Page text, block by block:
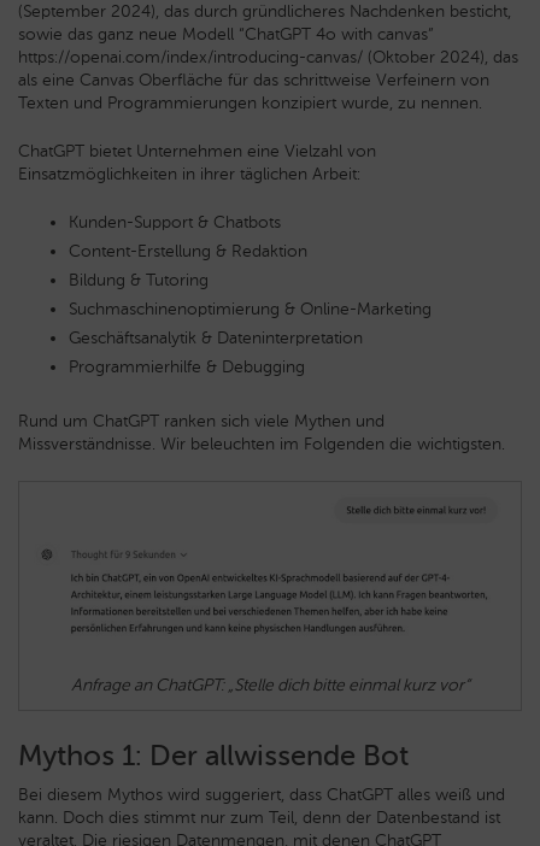
(September 2024), das durch gründlicheres Nachdenken besticht,
sowie das ganz neue Modell “ChatGPT 4o with canvas”
https://openai.com/index/introducing-canvas/ (Oktober 2024), das
als eine Canvas Oberfläche für das schrittweise Verfeinern von
Texten und Programmierungen konzipiert wurde, zu nennen.
ChatGPT bietet Unternehmen eine Vielzahl von
Einsatzmöglichkeiten in ihrer täglichen Arbeit:
Kunden-Support & Chatbots
Content-Erstellung & Redaktion
Bildung & Tutoring
Suchmaschinenoptimierung & Online-Marketing
Geschäftsanalytik & Dateninterpretation
Programmierhilfe & Debugging
Rund um ChatGPT ranken sich viele Mythen und
Missverständnisse. Wir beleuchten im Folgenden die wichtigsten.
Anfrage an ChatGPT: „Stelle dich bitte einmal kurz vor“
Mythos 1: Der allwissende Bot
Bei diesem Mythos wird suggeriert, dass ChatGPT alles weiß und
kann. Doch dies stimmt nur zum Teil, denn der Datenbestand ist
veraltet. Die riesigen Datenmengen, mit denen ChatGPT